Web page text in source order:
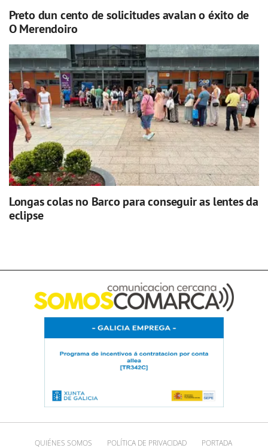
Preto dun cento de solicitudes avalan o éxito de
O Merendoiro
Longas colas no Barco para conseguir as lentes da
eclipse
QUIÉNES SOMOS POLÍTICA DE PRIVACIDAD PORTADA